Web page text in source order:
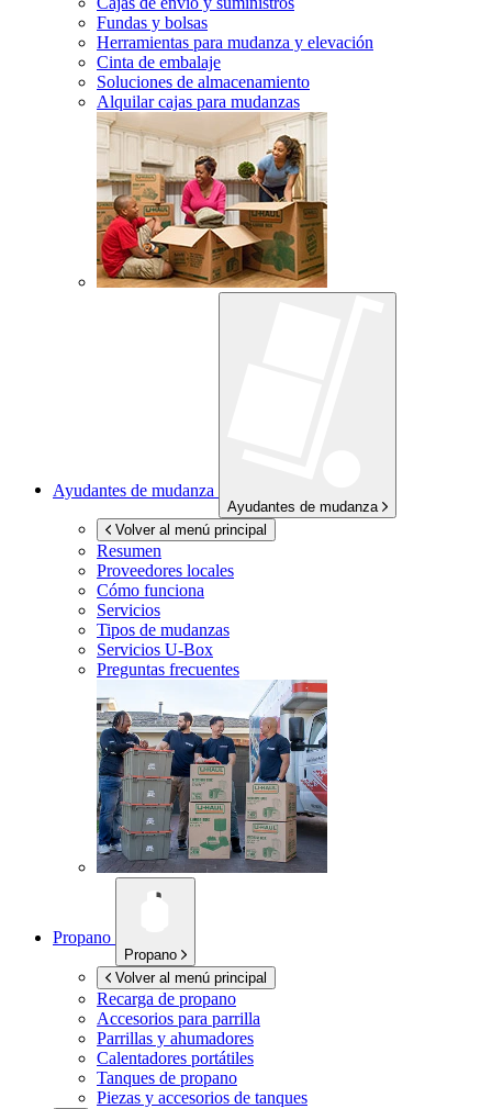
Fundas y bolsas
Herramientas para mudanza y elevación
Cinta de embalaje
Soluciones de almacenamiento
Alquilar cajas para mudanzas
Ayudantes de mudanza
Ayudantes de mudanza
Volver al menú principal
Resumen
Proveedores locales
Cómo funciona
Servicios
Tipos de mudanzas
Servicios U-Box
Preguntas frecuentes
Propano
Propano
Volver al menú principal
Recarga de propano
Accesorios para parrilla
Parrillas y ahumadores
Calentadores portátiles
Tanques de propano
Piezas y accesorios de tanques